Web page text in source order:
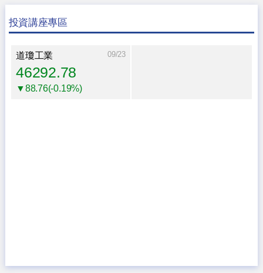
投資講座專區
道瓊工業 09/23
46292.78
▼88.76(-0.19%)